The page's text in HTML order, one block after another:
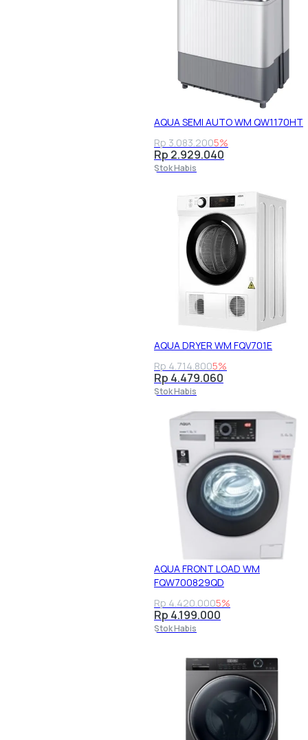
AQUA SEMI AUTO WM QW1170HT
Rp 3.083.2005%
Rp 2.929.040
Stok Habis
AQUA DRYER WM FQV701E
Rp 4.714.8005%
Rp 4.479.060
Stok Habis
AQUA FRONT LOAD WM
FQW700829QD
Rp 4.420.0005%
Rp 4.199.000
Stok Habis